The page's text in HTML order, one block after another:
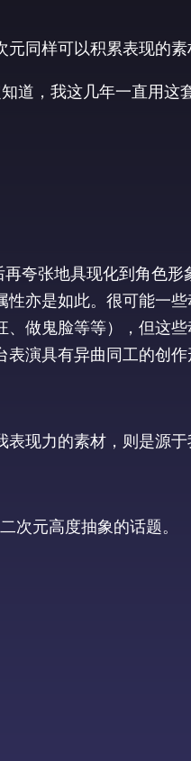
同样可以积累表现的素
道，我这几年一直用这
夸张地具现化到角色
亦是如此。很可能一
做鬼脸等等），但这
表演具有异曲同工的创作
现力的素材，则是源于
次元高度抽象的话题。